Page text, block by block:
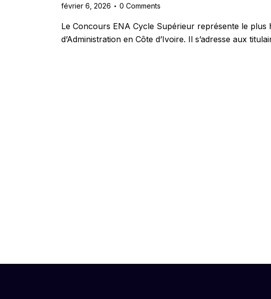
février 6, 2026 0 Comments
Le Concours ENA Cycle Supérieur représente le plus
d’Administration en Côte d’Ivoire. Il s’adresse aux